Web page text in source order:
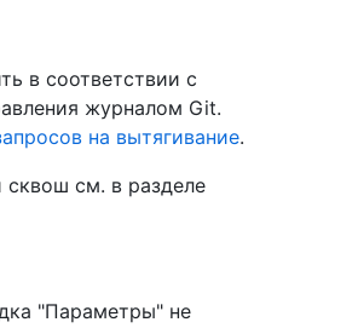
в соответствии с
журналом Git.
на вытягивание.
см. в разделе
"Параметры" не